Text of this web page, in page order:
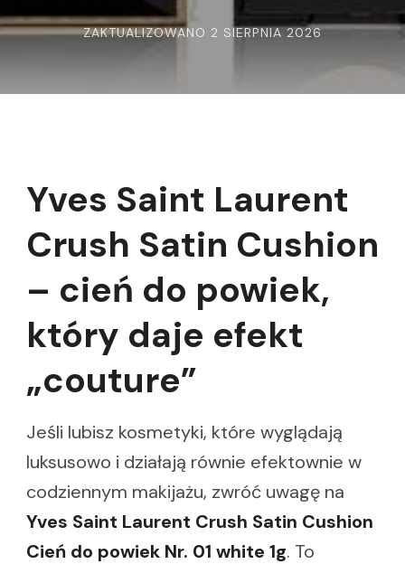
ZAKTUALIZOWANO 2 SIERPNIA 2026
Yves Saint Laurent
Crush Satin Cushion
– cień do powiek,
który daje efekt
„couture”
Jeśli lubisz kosmetyki, które wyglądają
luksusowo i działają równie efektownie w
codziennym makijażu, zwróć uwagę na
Yves Saint Laurent Crush Satin Cushion
Cień do powiek Nr. 01 white 1g. To